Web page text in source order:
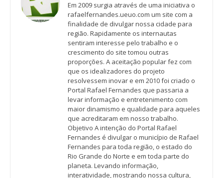
Em 2009 surgia através de uma iniciativa o
rafaelfernandes.ueuo.com um site com a
finalidade de divulgar nossa cidade para
região. Rapidamente os internautas
sentiram interesse pelo trabalho e o
crescimento do site tomou outras
proporções. A aceitação popular fez com
que os idealizadores do projeto
resolvessem inovar e em 2010 foi criado o
Portal Rafael Fernandes que passaria a
levar informação e entretenimento com
maior dinamismo e qualidade para aqueles
que acreditaram em nosso trabalho.
Objetivo A intenção do Portal Rafael
Fernandes é divulgar o município de Rafael
Fernandes para toda região, o estado do
Rio Grande do Norte e em toda parte do
planeta. Levando informação,
interatividade, mostrando nossa cultura,